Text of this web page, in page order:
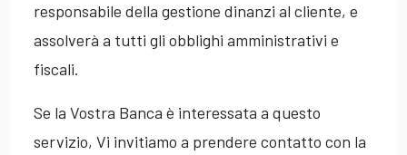
responsabile della gestione dinanzi al cliente, e
assolverà a tutti gli obblighi amministrativi e
fiscali.
Se la Vostra Banca è interessata a questo
servizio, Vi invitiamo a prendere contatto con la